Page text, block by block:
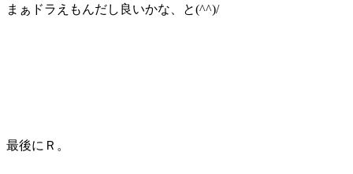
まぁドラえもんだし良いかな、と(^^)/
最後にＲ。